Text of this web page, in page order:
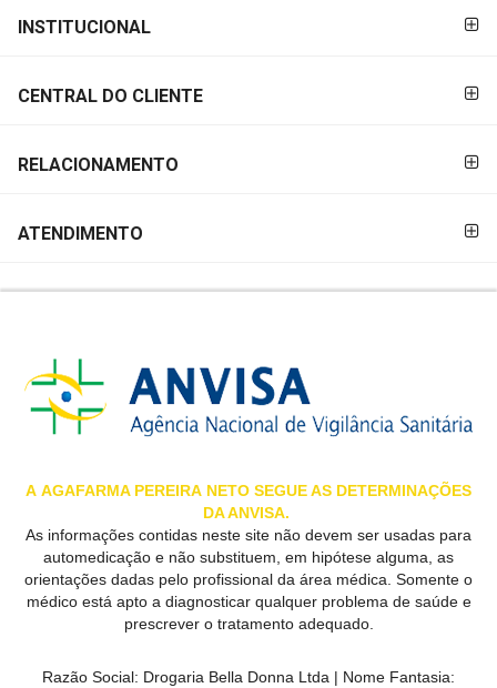
PAGAMENTO
INSTITUCIONAL
CENTRAL DO CLIENTE
RELACIONAMENTO
ATENDIMENTO
A AGAFARMA PEREIRA NETO SEGUE AS DETERMINAÇÕES
DA ANVISA.
As informações contidas neste site não devem ser usadas para
automedicação e não substituem, em hipótese alguma, as
orientações dadas pelo profissional da área médica. Somente o
médico está apto a diagnosticar qualquer problema de saúde e
prescrever o tratamento adequado.
Razão Social: Drogaria Bella Donna Ltda | Nome Fantasia: